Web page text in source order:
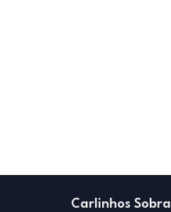
Carlinhos Sobral